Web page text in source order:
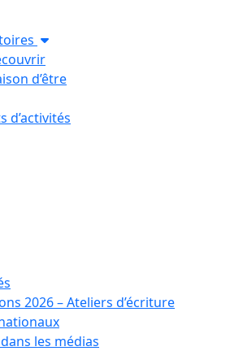
d’être
d’activités
2026 – Ateliers d’écriture
les médias